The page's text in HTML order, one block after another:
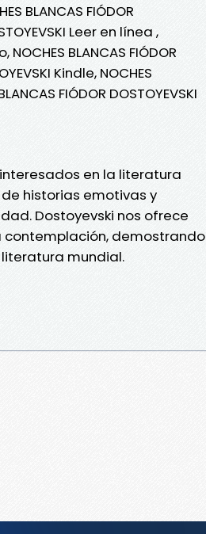
BLANCAS FIÓDOR
Leer en línea ,
NOCHES BLANCAS FIÓDOR
Kindle, NOCHES
FIÓDOR DOSTOYEVSKI
en la literatura
historias emotivas y
Dostoyevski nos ofrece
contemplación, demostrando
mundial.